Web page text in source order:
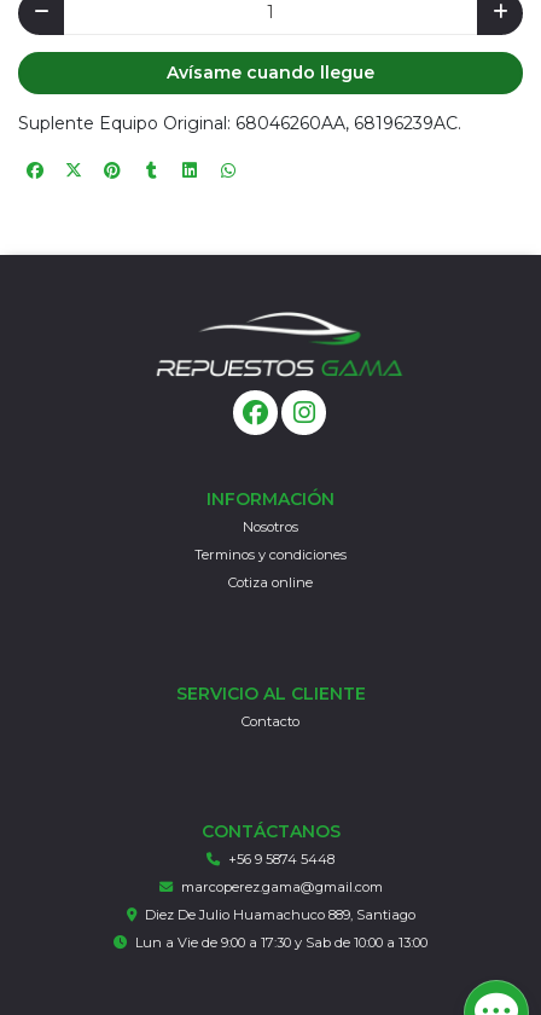
Avísame cuando llegue
Suplente Equipo Original: 68046260AA, 68196239AC.
INFORMACIÓN
Nosotros
Terminos y condiciones
Cotiza online
SERVICIO AL CLIENTE
Contacto
CONTÁCTANOS
+56 9 5874 5448
marcoperez.gama@gmail.com
Diez De Julio Huamachuco 889, Santiago
Lun a Vie de 9:00 a 17:30 y Sab de 10:00 a 13:00